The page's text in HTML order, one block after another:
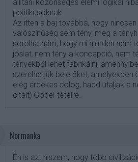
állítani közönséges elemi logikai
politikusoknak.
Az itten a baj továbbá, hogy
valószínűség sem tény, meg a
sorolhatnám, hogy mi minden nem
jóslat, nem tény a koncepció, nem
tényekből lehet fabrikálni,
szerelhetjük bele őket, amelyekben
elég érdekes dolog, hadd utaljak a
citált) Gödel-tételre.
Normanka
Én is azt hiszem, hogy több